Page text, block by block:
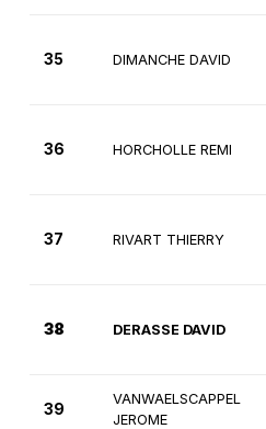
35 DIMANCHE DAVID
36 HORCHOLLE REMI
37 RIVART THIERRY
38 DERASSE DAVID
39
VANWAELSCAPPEL
JEROME